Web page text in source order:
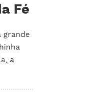
Fé
grande
a